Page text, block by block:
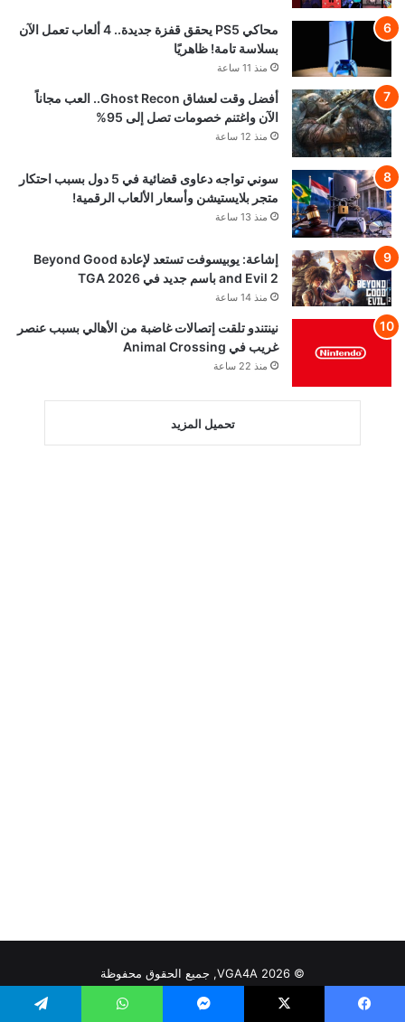
محاكي PS5 يحقق قفزة جديدة.. 4 ألعاب تعمل الآن
بسلاسة تامة! ظاهريًا
منذ 11 ساعة
أفضل وقت لعشاق Ghost Recon.. العب مجاناً
الآن واغتنم خصومات تصل إلى 95%
منذ 12 ساعة
سوني تواجه دعاوى قضائية في 5 دول بسبب احتكار
متجر بلايستيشن وأسعار الألعاب الرقمية!
منذ 13 ساعة
إشاعة: يوبيسوفت تستعد لإعادة Beyond Good
and Evil 2 باسم جديد في TGA 2026
منذ 14 ساعة
نينتندو تلقت إتصالات غاضبة من الأهالي بسبب عنصر
غريب في Animal Crossing
منذ 22 ساعة
تحميل المزيد
© VGA4A 2026, جميع الحقوق محفوظة
للتواصل والاعلان
السياسة التحريرية — VGA4A